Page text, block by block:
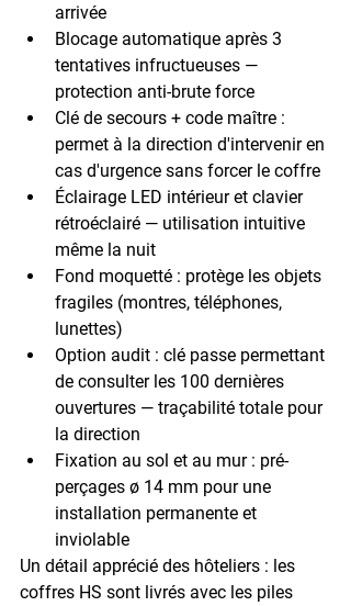
arrivée
Blocage automatique après 3
tentatives infructueuses —
protection anti-brute force
Clé de secours + code maître :
permet à la direction d'intervenir en
cas d'urgence sans forcer le coffre
Éclairage LED intérieur et clavier
rétroéclairé — utilisation intuitive
même la nuit
Fond moquetté : protège les objets
fragiles (montres, téléphones,
lunettes)
Option audit : clé passe permettant
de consulter les 100 dernières
ouvertures — traçabilité totale pour
la direction
Fixation au sol et au mur : pré-
perçages ø 14 mm pour une
installation permanente et
inviolable
Un détail apprécié des hôteliers : les
coffres HS sont livrés avec les piles